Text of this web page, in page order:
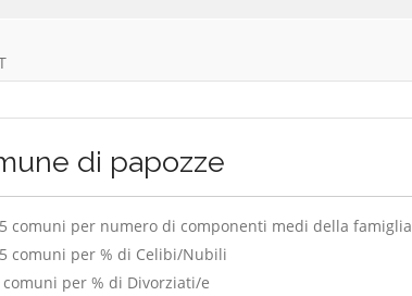
di papozze
comuni per numero di componenti medi della famiglia
comuni per % di Celibi/Nubili
comuni per % di Divorziati/e